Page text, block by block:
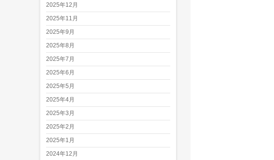
2025年12月
2025年11月
2025年9月
2025年8月
2025年7月
2025年6月
2025年5月
2025年4月
2025年3月
2025年2月
2025年1月
2024年12月